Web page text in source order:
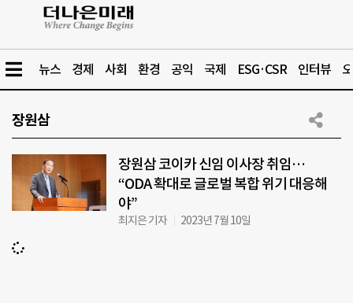
뉴스 경제 사회 환경 공익 국제 ESG·CSR 인터뷰
장원삼
장원삼 코이카 신임 이사장 취임…
“ODA 확대로 글로벌 복합 위기 대응해
야”
최지은 기자 2023년 7월 10일